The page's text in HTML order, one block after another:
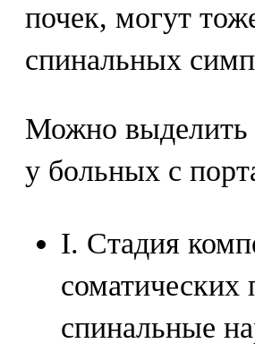
почек, могут
спинальных
Можно выделить
у больных с
I. Стадия
соматических
спинальные